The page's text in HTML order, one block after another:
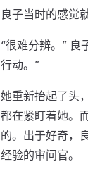
良子当时的感觉
“很难分辨。” 良
行动。”
她重新抬起了头
都在紧盯着她。
的。出于好奇，
经验的审问官。